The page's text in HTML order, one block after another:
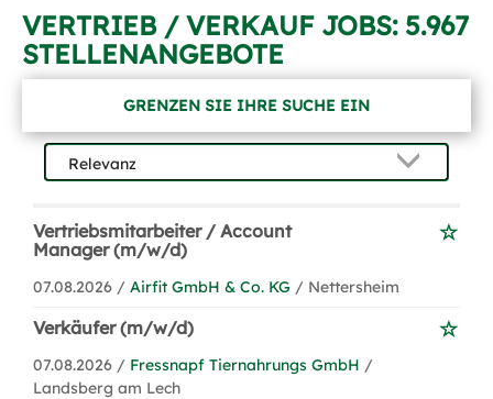
VERTRIEB / VERKAUF JOBS: 5.967
STELLENANGEBOTE
GRENZEN SIE IHRE SUCHE EIN
Vertriebsmitarbeiter / Account
Manager (m/w/d)
07.08.2026 / Airfit GmbH & Co. KG / Nettersheim
Verkäufer (m/w/d)
07.08.2026 / Fressnapf Tiernahrungs GmbH /
Landsberg am Lech